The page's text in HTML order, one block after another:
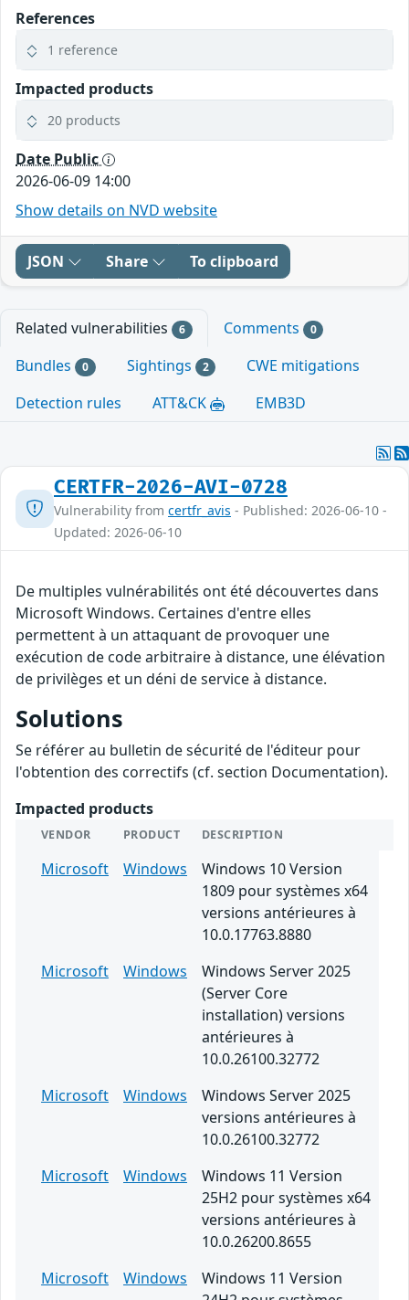
References
1 reference
Impacted products
20 products
Date Public
2026-06-09 14:00
Show details on NVD website
JSON Share To clipboard
Related vulnerabilities 6 Comments 0
Bundles 0 Sightings 2
CWE mitigations
Detection rules
ATT&CK EMB3D
CERTFR-2026-AVI-0728
Vulnerability from certfr_avis - Published: 2026-06-10 -
Updated: 2026-06-10
De multiples vulnérabilités ont été découvertes dans
Microsoft Windows. Certaines d'entre elles
permettent à un attaquant de provoquer une
exécution de code arbitraire à distance, une élévation
de privilèges et un déni de service à distance.
Solutions
Se référer au bulletin de sécurité de l'éditeur pour
l'obtention des correctifs (cf. section Documentation).
Impacted products
VENDOR PRODUCT DESCRIPTION
Microsoft Windows
Windows 10 Version
1809 pour systèmes x64
versions antérieures à
10.0.17763.8880
Microsoft
Windows
Windows Server 2025
(Server Core
installation) versions
antérieures à
10.0.26100.32772
Microsoft
Windows
Windows Server 2025
versions antérieures à
10.0.26100.32772
Microsoft
Windows
Windows 11 Version
25H2 pour systèmes x64
versions antérieures à
10.0.26200.8655
Microsoft
Windows
Windows 11 Version